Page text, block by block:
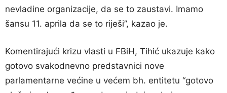
nevladine organizacije, da se to zaustavi. Imamo
šansu 11. aprila da se to riješi”, kazao je.
Komentirajući krizu vlasti u FBiH, Tihić ukazuje kako
gotovo svakodnevno predstavnici nove
parlamentarne većine u većem bh. entitetu “gotovo